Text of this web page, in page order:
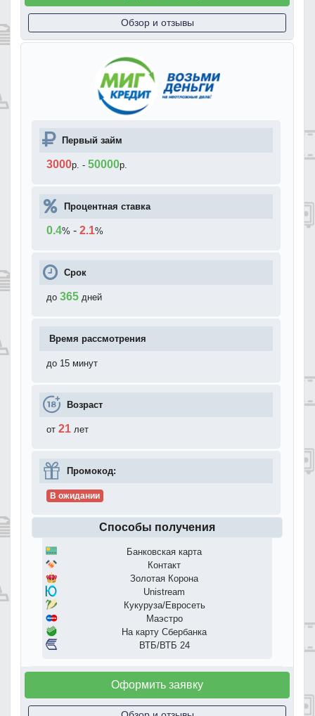
Обзор и отзывы
Первый займ
3000р. - 50000р.
Процентная ставка
0.4% - 2.1%
Срок
до 365 дней
Время рассмотрения
до 15 минут
Возраст
от 21 лет
Промокод:
В ожидании
Способы получения
Банковская карта
Контакт
Золотая Корона
Unistream
Кукуруза/Евросеть
Маэстро
На карту Сбербанка
ВТБ/ВТБ 24
Оформить заявку